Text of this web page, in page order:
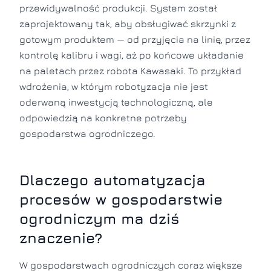
przewidywalność produkcji. System został
zaprojektowany tak, aby obsługiwać skrzynki z
gotowym produktem — od przyjęcia na linię, przez
kontrolę kalibru i wagi, aż po końcowe układanie
na paletach przez robota Kawasaki. To przykład
wdrożenia, w którym robotyzacja nie jest
oderwaną inwestycją technologiczną, ale
odpowiedzią na konkretne potrzeby
gospodarstwa ogrodniczego.
Dlaczego automatyzacja
procesów w gospodarstwie
ogrodniczym ma dziś
znaczenie?
W gospodarstwach ogrodniczych coraz większe